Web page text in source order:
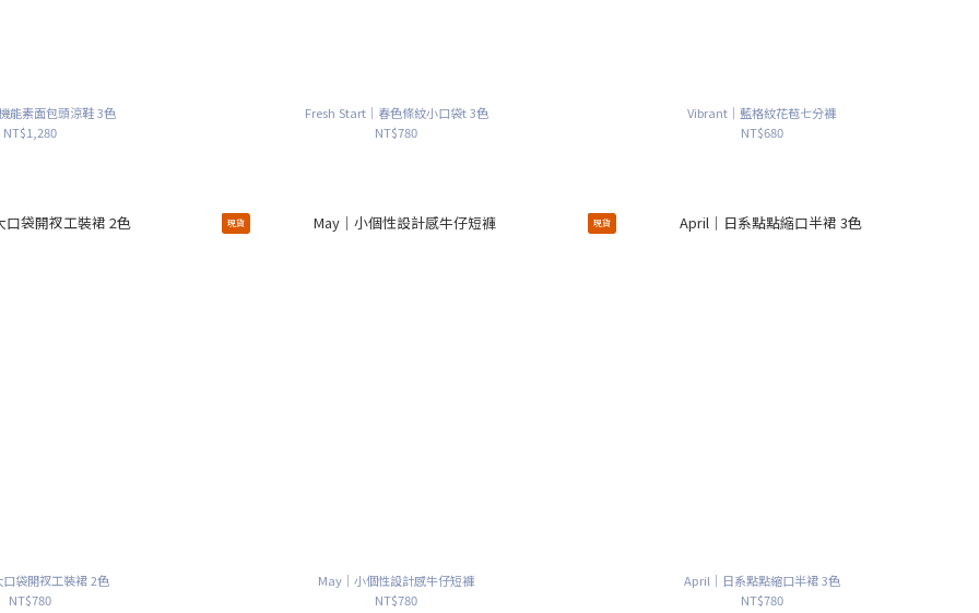
能素面包頭涼鞋 3色
NT$1,280
Fresh Start｜春色條紋小口袋t 3色
NT$780
Vibrant｜藍格紋花苞七分褲
NT$680
袋開衩工裝裙 2色
NT$780
現貨
May｜小個性設計感牛仔短褲
NT$780
現貨
April｜日系點點縮口半裙 3色
NT$780